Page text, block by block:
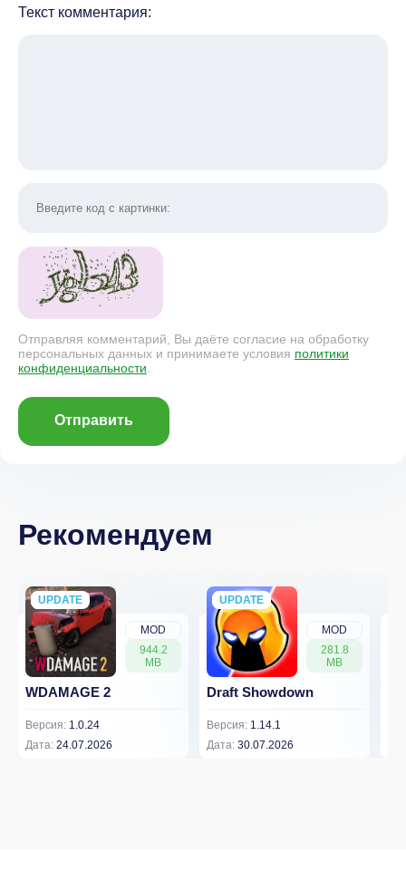
Текст комментария:
Отправляя комментарий, Вы даёте согласие на обработку
персональных данных и принимаете условия политики
конфиденциальности
Отправить
Рекомендуем
MOD
944.2
MB
UPDATE
NEW
WDAMAGE 2
Версия: 1.0.24
Дата: 24.07.2026
MOD
281.8
MB
UPDATE
NEW
Draft Showdown
Версия: 1.14.1
Дата: 30.07.2026